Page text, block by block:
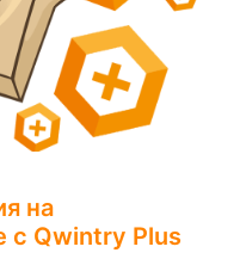
на
c Qwintry Plus